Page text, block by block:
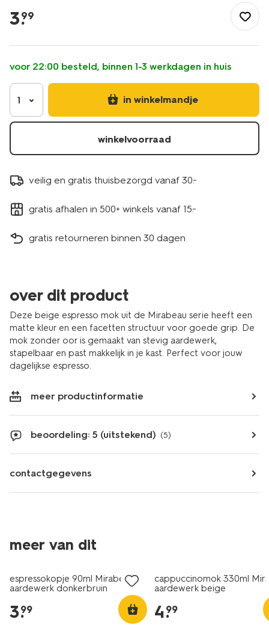
tafelen/servies/mokken-
kopjes/espressokopje-
mirabeau-
aardewerk-
beige-
80660335.html
3.
99
voor 22:00 besteld, binnen 1-3 werkdagen in huis
1 in winkelmandje
winkelvoorraad
veilig en gratis thuisbezorgd vanaf 30.-
gratis afhalen in 500+ winkels vanaf 15.-
gratis retourneren binnen 30 dagen
over dit product
Deze beige espresso mok uit de Mirabeau serie heeft een
matte kleur en een facetten structuur voor goede grip. De
mok zonder oor is gemaakt van stevig aardewerk,
stapelbaar en past makkelijk in je kast. Perfect voor jouw
dagelijkse espresso.
meer productinformatie
beoordeling: 5 (uitstekend) (5)
contactgegevens
meer van dit
2+1 gratis
espressokopje 90ml Mirabeau
aardewerk donkerbruin
3.
99
cappuccinomok 330ml
aardewerk beige
4.
99